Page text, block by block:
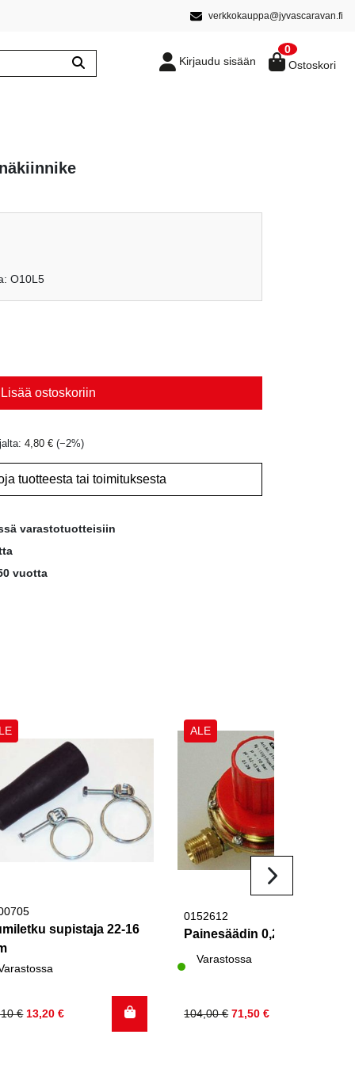
verkkokauppa@jyvascaravan.fi
Kirjaudu sisään
0
Ostoskori
O10L5
Lisää ostoskoriin
4,80 € (−2%)
tuotteesta tai toimituksesta
varastotuotteisiin
vuotta
supistaja 22-16
€ 13,20€
ALE
0152612
Painesäädin 0,2-0,5 bar KV
Varastossa
104,00€
Alkuperäinen
71,50€
Nykyinen